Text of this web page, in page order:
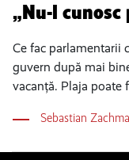
„Nu-l cunosc
Ce fac parlamentarii
guvern după mai
vacanță. Plaja poate
Sebastian